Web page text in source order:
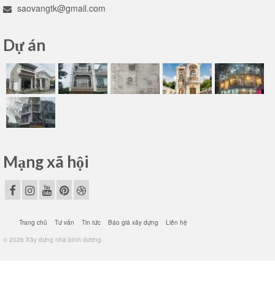
saovangtk@gmail.com
Dự án
Mạng xã hội
Trang chủ Tư vấn Tin tức Báo giá xây dựng
Liên hệ
© 2026 Xây dựng nhà bình dương